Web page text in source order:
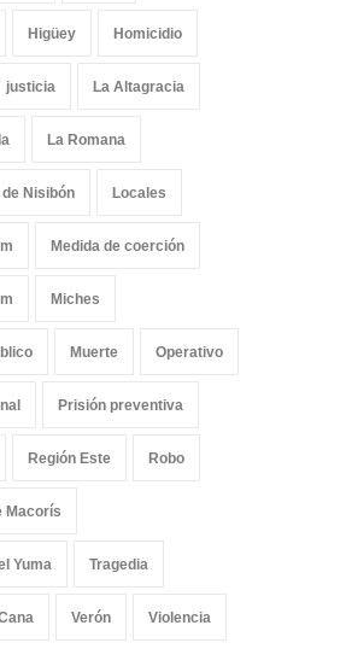
Higüey Homicidio
justicia La Altagracia
La Romana
Nisibón Locales
Medida de coerción
Miches
Muerte Operativo
Prisión preventiva
Región Este Robo
Macorís
Yuma Tragedia
Verón Violencia